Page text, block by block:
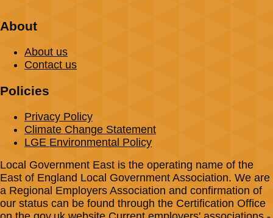
About
About us
Contact us
Policies
Privacy Policy
Climate Change Statement
LGE Environmental Policy
Local Government East is the operating name of the
East of England Local Government Association. We are
a Regional Employers Association and confirmation of
our status can be found through the Certification Office